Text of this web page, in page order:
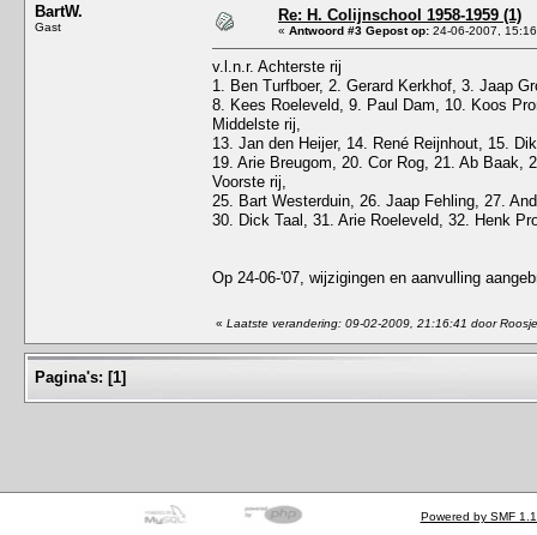
BartW.
Gast
Re: H. Colijnschool 1958-1959 (1)
« Antwoord #3 Gepost op: 24-06-2007,
v.l.n.r. Achterste rij
1. Ben Turfboer, 2. Gerard Kerkhof, 3. Jaap
8. Kees Roeleveld, 9. Paul Dam, 10. Koos
Middelste rij,
13. Jan den Heijer, 14. René Reijnhout, 15.
19. Arie Breugom, 20. Cor Rog, 21. Ab Baak,
Voorste rij,
25. Bart Westerduin, 26. Jaap Fehling, 27.
30. Dick Taal, 31. Arie Roeleveld, 32. Henk
Op 24-06-'07, wijzigingen en aanvulling
« Laatste verandering: 09-02-2009, 21:16:41 door Roosje
Pagina's: [1]
Powered by SMF